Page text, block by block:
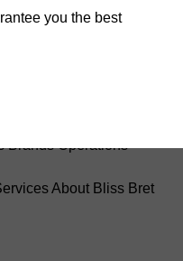
BrandsOperations
About Bliss Bret
you the best